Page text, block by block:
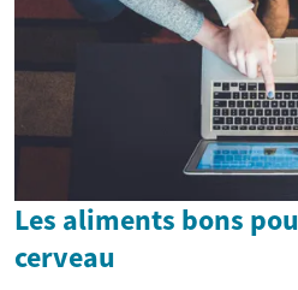
Les aliments bons
cerveau